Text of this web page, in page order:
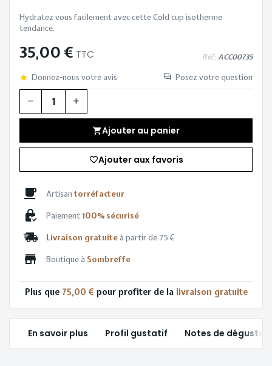
35,00 € TTC Réf:ACC00735
Donnez-nous votre avis Posez votre question
Quantité
Ajouter au panier
Ajouter aux favoris
Artisan torréfacteur
Paiement100% sécurisé
Livraison gratuite à partir de 75 €
Boutique à Sombreffe
Plus que 75,00 € pour profiter de la livraison gratuite
Hydratez vous facilement avec cette Cold cup isotherme
tendance.
En savoir plus Profil gustatif Notes de